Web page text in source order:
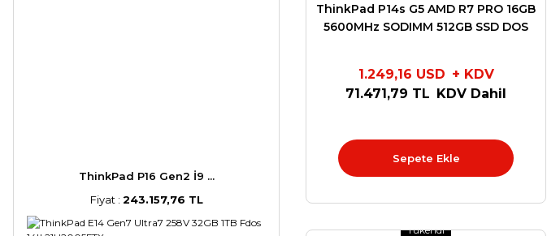
ThinkPad P16 Gen2 İ9 ...
Fiyat : 243.157,76 TL
ThinkPad P14s G5 AMD R7 PRO 16GB
5600MHz SODIMM 512GB SSD DOS
1.249,16 USD + KDV
71.471,79 TL KDV Dahil
Sepete Ekle
Tükendi